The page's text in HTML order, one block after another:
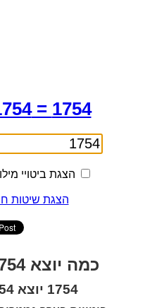
1754 = 1754 בגימטריה
הצגת ביטויי
הצגת שיטות
כמה יוצא 1754 בגימטריה?
1754 יוצא 1754 בגימטריה